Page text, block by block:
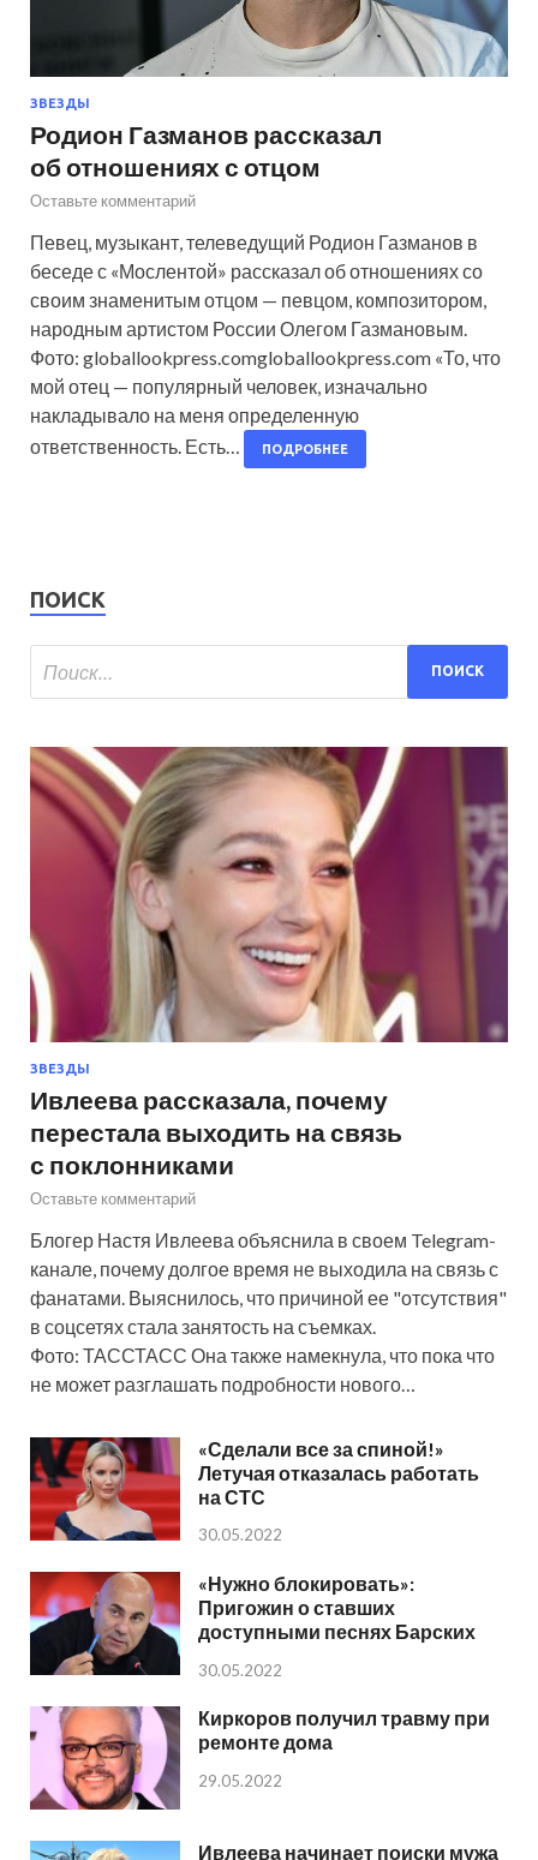
ЗВЕЗДЫ
Родион Газманов рассказал
об отношениях с отцом
Оставьте комментарий
Певец, музыкант, телеведущий Родион Газманов в
беседе с «Мослентой» рассказал об отношениях со
своим знаменитым отцом — певцом, композитором,
народным артистом России Олегом Газмановым.
Фото: globallookpress.comgloballookpress.com «То, что
мой отец — популярный человек, изначально
накладывало на меня определенную
ответственность. Есть…
ПОДРОБНЕЕ
ПОИСК
ЗВЕЗДЫ
Ивлеева рассказала, почему
перестала выходить на связь
с поклонниками
Оставьте комментарий
Блогер Настя Ивлеева объяснила в своем Telegram-
канале, почему долгое время не выходила на связь с
фанатами. Выяснилось, что причиной ее "отсутствия"
в соцсетях стала занятость на съемках.
Фото: ТАССТАСС Она также намекнула, что пока что
не может разглашать подробности нового…
«Сделали все за спиной!»
Летучая отказалась работать
на СТС
30.05.2022
«Нужно блокировать»:
Пригожин о ставших
доступными песнях Барских
30.05.2022
Киркоров получил травму при
ремонте дома
29.05.2022
Ивлеева начинает поиски мужа